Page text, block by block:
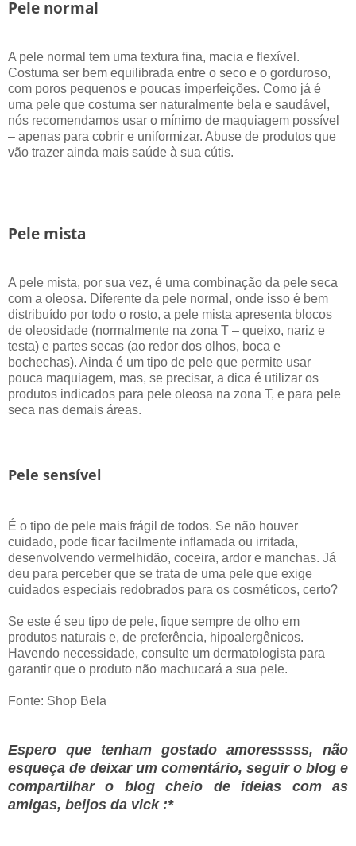
Pele normal
A pele normal tem uma textura fina, macia e flexível.
Costuma ser bem equilibrada entre o seco e o gorduroso,
com poros pequenos e poucas imperfeições. Como já é
uma pele que costuma ser naturalmente bela e saudável,
nós recomendamos usar o mínimo de maquiagem possível
– apenas para cobrir e uniformizar. Abuse de produtos que
vão trazer ainda mais saúde à sua cútis.
Pele mista
A pele mista, por sua vez, é uma combinação da pele seca
com a oleosa. Diferente da pele normal, onde isso é bem
distribuído por todo o rosto, a pele mista apresenta blocos
de oleosidade (normalmente na zona T – queixo, nariz e
testa) e partes secas (ao redor dos olhos, boca e
bochechas). Ainda é um tipo de pele que permite usar
pouca maquiagem, mas, se precisar, a dica é utilizar os
produtos indicados para pele oleosa na zona T, e para pele
seca nas demais áreas.
Pele sensível
É o tipo de pele mais frágil de todos. Se não houver
cuidado, pode ficar facilmente inflamada ou irritada,
desenvolvendo vermelhidão, coceira, ardor e manchas. Já
deu para perceber que se trata de uma pele que exige
cuidados especiais redobrados para os cosméticos, certo?
Se este é seu tipo de pele, fique sempre de olho em
produtos naturais e, de preferência, hipoalergênicos.
Havendo necessidade, consulte um dermatologista para
garantir que o produto não machucará a sua pele.
Fonte: Shop Bela
Espero que tenham gostado amoresssss, não
esqueça de deixar um comentário, seguir o blog e
compartilhar o blog cheio de ideias com as
amigas, beijos da vick :*